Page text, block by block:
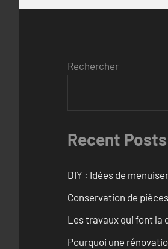
Rechercher
Recent Posts
DIY : Idées de
Conservation de
Les travaux qui font la
Pourquoi une